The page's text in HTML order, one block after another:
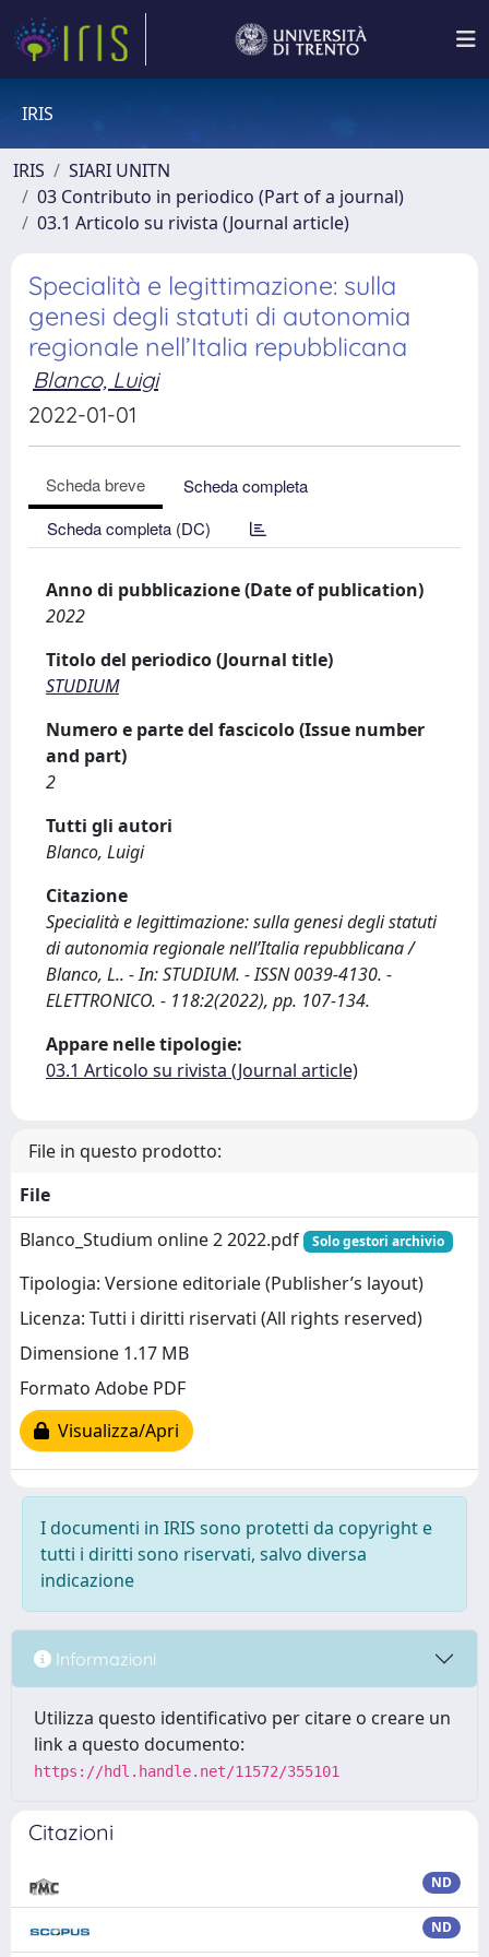
IRIS
IRIS
SIARI UNITN
03 Contributo in periodico (Part of a journal)
03.1 Articolo su rivista (Journal article)
Specialità e legittimazione: sulla
genesi degli statuti di autonomia
regionale nell’Italia repubblicana
Blanco, Luigi
2022-01-01
Scheda breve
Scheda completa
Scheda completa (DC)
Anno di pubblicazione (Date of publication)
2022
Titolo del periodico (Journal title)
STUDIUM
Numero e parte del fascicolo (Issue number
and part)
2
Tutti gli autori
Blanco, Luigi
Citazione
Specialità e legittimazione: sulla genesi degli statuti
di autonomia regionale nell’Italia repubblicana /
Blanco, L.. - In: STUDIUM. - ISSN 0039-4130. -
ELETTRONICO. - 118:2(2022), pp. 107-134.
Appare nelle tipologie:
03.1 Articolo su rivista (Journal article)
File in questo prodotto:
File
Blanco_Studium online 2 2022.pdf
Solo gestori archivio
Tipologia: Versione editoriale (Publisher’s layout)
Licenza: Tutti i diritti riservati (All rights reserved)
Dimensione 1.17 MB
Formato Adobe PDF
Visualizza/Apri
I documenti in IRIS sono protetti da copyright e
tutti i diritti sono riservati, salvo diversa
indicazione
Informazioni
Utilizza questo identificativo per citare o creare un
link a questo documento:
https://hdl.handle.net/11572/355101
Citazioni
ND
ND